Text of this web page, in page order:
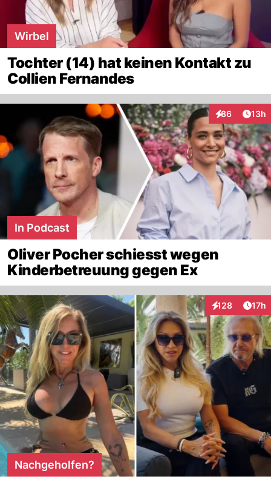
Wirbel
Tochter (14) hat keinen Kontakt zu
Collien Fernandes
86
Interaktionen
13h
In Podcast
Oliver Pocher schiesst wegen
Kinderbetreuung gegen Ex
128
Interaktionen
17h
Nachgeholfen?